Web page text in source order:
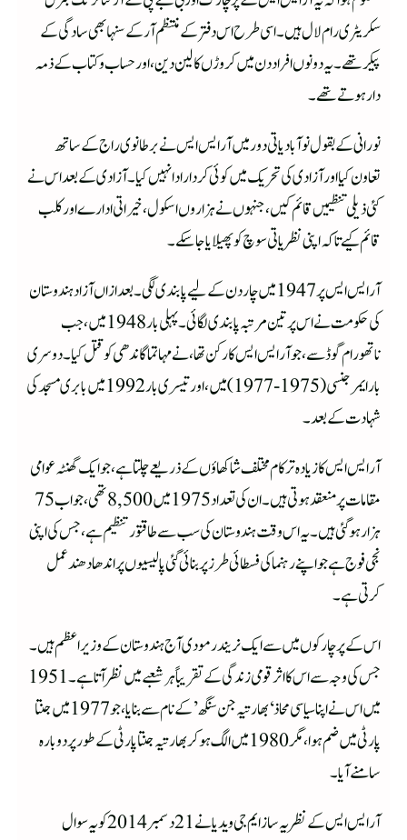
سکریٹری رام لال ہیں۔ اسی طرح اس دفتر کے منتظم آر کے سنہا بھی سادگی کے
پیکر تھے۔ یہ دونو ں افراد دن میں کروڑں کا لین دین، اور حساب و کتاب کے ذمہ
دار ہوتے تھے۔
نورانی کے بقول نوآبادیاتی دور میں آر ایس ایس نے برطانوی راج کے ساتھ
تعاون کیا اور آزادی کی تحریک میں کوئی کردار ادا نہیں کیا۔ آزادی کے بعد اس نے
کئی ذیلی تنظیمیں قائم کیں، جنہوں نے ہزاروں اسکول، خیراتی ادارے اور کلب
قائم کیے تاکہ اپنی نظریاتی سوچ کو پھیلایا جا سکے۔
آر ایس ایس پر 1947 میں چار دن کے لیے پابندی لگی۔ بعد ازاں آزاد ہندوستان
کی حکومت نے اس پر تین مرتبہ پابندی لگائی۔ پہلی بار 1948 میں، جب
ناتھورام گوڈسے، جو آر ایس ایس کا رکن تھا، نے مہاتما گاندھی کو قتل کیا۔ دوسری
بار ایمرجنسی (1975-1977) میں، اور تیسری بار 1992 میں بابری مسجد کی
شہادت کے بعد۔
آر ایس ایس کا زیادہ تر کام مختلف شاکھاؤں کے ذریعے چلتا ہے، جو ایک گھنٹہ عوامی
مقامات پر منعقد ہوتی ہیں۔ ان کی تعداد 1975 میں 8,500 تھی، جو اب 75
ہزارہوگئی ہیں۔ یہ اس وقت ہندوستان کی سب سے طاقتور تنظیم ہے، جس کی اپنی
نجی فوج ہے جو اپنے رہنما کی فسطائی طرز پر بنائی گئی پالیسیوں پر اندھا دھند عمل
کرتی ہے۔
اس کے پرچارکوں میں سے ایک نریندر مودی آج ہندوستان کے وزیر اعظم ہیں۔
جس کی وجہ سے اس کا اثر قومی زندگی کے تقریباً ہر شعبے میں نظر آتا ہے۔ 1951
میں اس نے اپنا سیاسی محاذ ‘بھارتیہ جن سنگھ’ کے نام سے بنایا، جو 1977 میں جنتا
پارٹی میں ضم ہوا، مگر 1980 میں الگ ہوکر بھارتیہ جنتا پارٹی کے طور پر دوبارہ
سامنے آیا۔
آر ایس ایس کے نظریہ ساز ایم جی ویدیا نے 21 دسمبر 2014 کو یہ سوال